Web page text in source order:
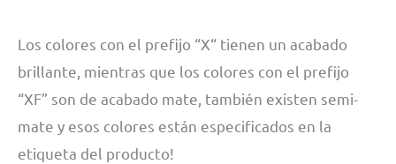
Los colores con el prefijo “X“ tienen un acabado
brillante, mientras que los colores con el prefijo
“XF” son de acabado mate, también existen semi-
mate y esos colores están especificados en la
etiqueta del producto!